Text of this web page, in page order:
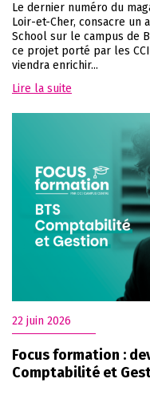
Le dernier numéro du
Loir-et-Cher, consacre un
School sur le campus de
ce projet porté par les
viendra enrichir...
Lire la suite
22 juin 2026
Focus formation :
Comptabilité et